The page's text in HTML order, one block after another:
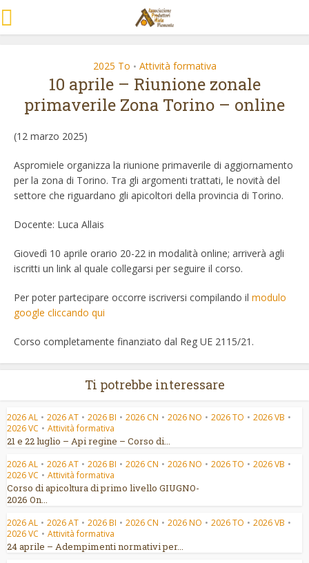
2025 To • Attività formativa
10 aprile – Riunione zonale
primaverile Zona Torino – online
(12 marzo 2025)
Aspromiele organizza la riunione primaverile di aggiornamento
per la zona di Torino. Tra gli argomenti trattati, le novità del
settore che riguardano gli apicoltori della provincia di Torino.
Docente: Luca Allais
Giovedì 10 aprile orario 20-22 in modalità online; arriverà agli
iscritti un link al quale collegarsi per seguire il corso.
Per poter partecipare occorre iscriversi compilando il modulo
google cliccando qui
Corso completamente finanziato dal Reg UE 2115/21.
Ti potrebbe interessare
2026 AL • 2026 AT • 2026 BI • 2026 CN • 2026 NO • 2026 TO • 2026 VB •
2026 VC • Attività formativa
21 e 22 luglio – Api regine – Corso di...
2026 AL • 2026 AT • 2026 BI • 2026 CN • 2026 NO • 2026 TO • 2026 VB •
2026 VC • Attività formativa
Corso di apicoltura di primo livello GIUGNO-
2026 On...
2026 AL • 2026 AT • 2026 BI • 2026 CN • 2026 NO • 2026 TO • 2026 VB •
2026 VC • Attività formativa
24 aprile – Adempimenti normativi per...